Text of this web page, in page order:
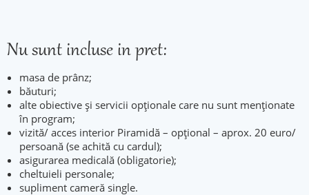
Nu sunt incluse in pret:
masa de prânz;
băuturi;
alte obiective și servicii opționale care nu sunt menționate
în program;
vizită/ acces interior Piramidă – opțional – aprox. 20 euro/
persoană (se achită cu cardul);
asigurarea medicală (obligatorie);
cheltuieli personale;
supliment cameră single.